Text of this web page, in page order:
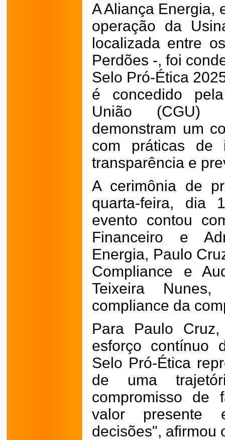
A Aliança Energia,
operação da
localizada entre
Perdões -, foi
Selo Pró-Ética
é concedido
União (CGU)
demonstram um
com práticas de
transparência e
A cerimônia de
quarta-feira, dia
evento contou
Financeiro e
Energia, Paulo
Compliance e
Teixeira
compliance da
Para Paulo
esforço contínuo
Selo Pró-Ética
de uma
compromisso de
valor presente
decisões", afirmou